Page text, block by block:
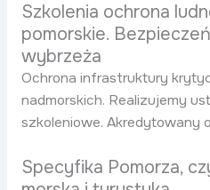
Szkolenia ochrona
pomorskie.
wybrzeża
Ochrona infrastruktury
nadmorskich. Realizujemy
szkoleniowe. Akredytowany
Specyfika Pomorza,